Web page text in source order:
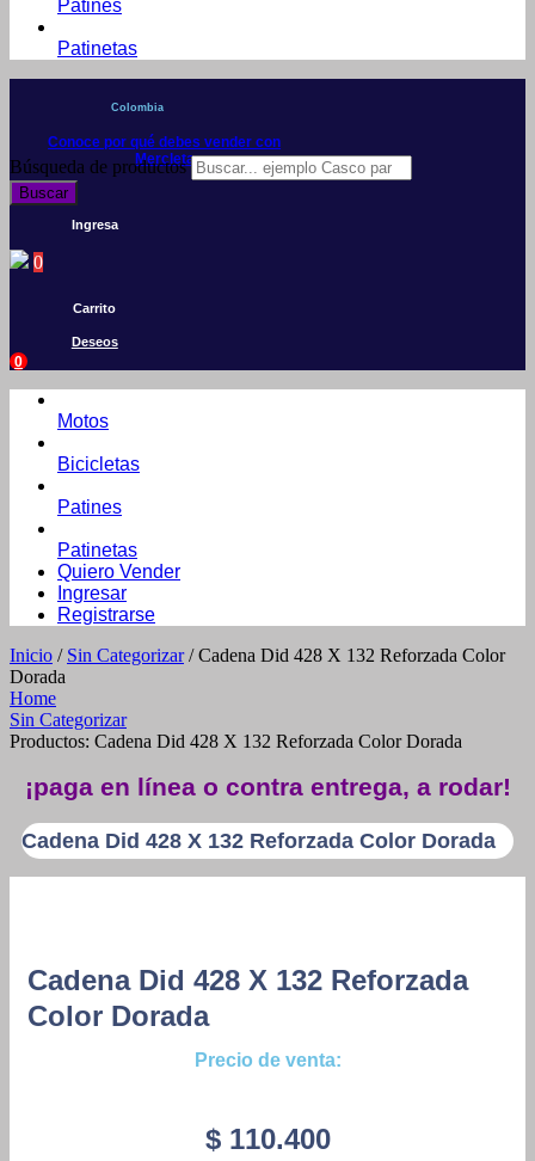
Patines
Patinetas
Colombia
Conoce por qué debes vender con
Mercleta
Búsqueda de productos
Buscar
Ingresa
0
Carrito
Deseos
0
Motos
Bicicletas
Patines
Patinetas
Quiero Vender
Ingresar
Registrarse
Inicio / Sin Categorizar/ Cadena Did 428 X 132 Reforzada Color
Dorada
Home
Sin Categorizar
Productos: Cadena Did 428 X 132 Reforzada Color Dorada
¡paga en línea o contra entrega, a rodar!
Cadena Did 428 X 132 Reforzada Color Dorada
Cadena Did 428 X 132 Reforzada
Color Dorada
Precio de venta:
$110.400